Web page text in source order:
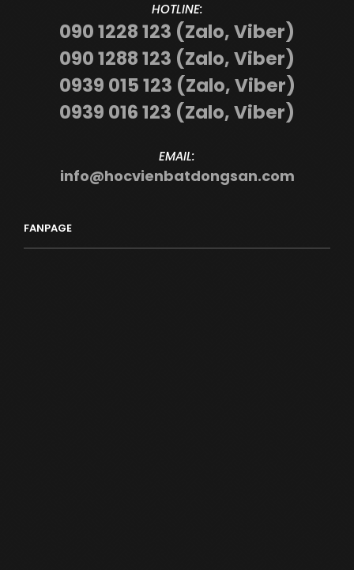
HOTLINE:
090 1228 123 (Zalo, Viber)
090 1288 123 (Zalo, Viber)
0939 015 123 (Zalo, Viber)
0939 016 123 (Zalo, Viber)
EMAIL:
info@hocvienbatdongsan.com
FANPAGE